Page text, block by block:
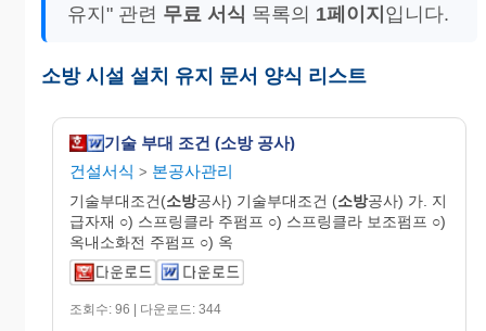
유지" 관련 무료 서식 목록의 1페이지 입니다.
소방 시설 설치 유지 문서 양식 리스트
기술 부대 조건 (소방 공사)
건설서식 > 본공사관리
기술부대조건(소방공사) 기술부대조건 (소방공사) 가. 지
급자재 ○) 스프링클라 주펌프 ○) 스프링클라 보조펌프 ○)
옥내소화전 주펌프 ○) 옥
조회수: 96 | 다운로드: 344